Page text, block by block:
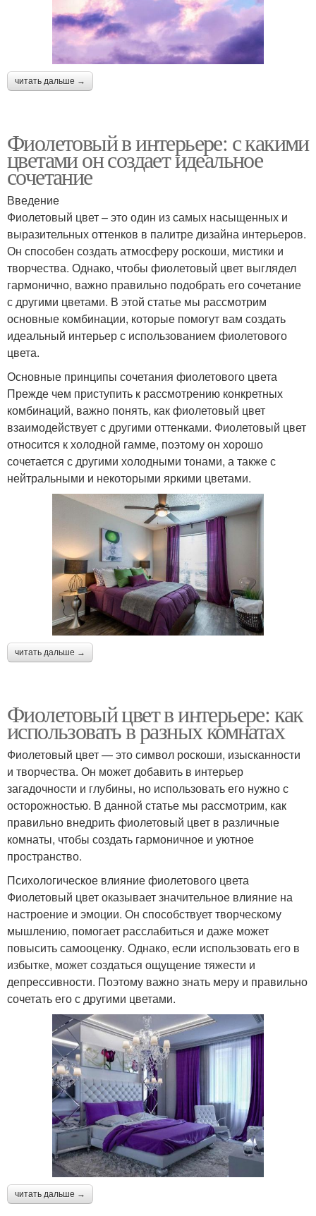
читать дальше →
Фиолетовый в интерьере: с какими
цветами он создает идеальное
сочетание
Введение
Фиолетовый цвет – это один из самых насыщенных и
выразительных оттенков в палитре дизайна интерьеров.
Он способен создать атмосферу роскоши, мистики и
творчества. Однако, чтобы фиолетовый цвет выглядел
гармонично, важно правильно подобрать его сочетание
с другими цветами. В этой статье мы рассмотрим
основные комбинации, которые помогут вам создать
идеальный интерьер с использованием фиолетового
цвета.
Основные принципы сочетания фиолетового цвета
Прежде чем приступить к рассмотрению конкретных
комбинаций, важно понять, как фиолетовый цвет
взаимодействует с другими оттенками. Фиолетовый цвет
относится к холодной гамме, поэтому он хорошо
сочетается с другими холодными тонами, а также с
нейтральными и некоторыми яркими цветами.
читать дальше →
Фиолетовый цвет в интерьере: как
использовать в разных комнатах
Фиолетовый цвет — это символ роскоши, изысканности
и творчества. Он может добавить в интерьер
загадочности и глубины, но использовать его нужно с
осторожностью. В данной статье мы рассмотрим, как
правильно внедрить фиолетовый цвет в различные
комнаты, чтобы создать гармоничное и уютное
пространство.
Психологическое влияние фиолетового цвета
Фиолетовый цвет оказывает значительное влияние на
настроение и эмоции. Он способствует творческому
мышлению, помогает расслабиться и даже может
повысить самооценку. Однако, если использовать его в
избытке, может создаться ощущение тяжести и
депрессивности. Поэтому важно знать меру и правильно
сочетать его с другими цветами.
читать дальше →